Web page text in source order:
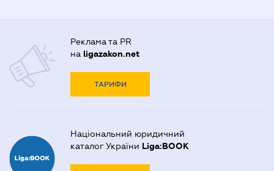
Реклама та PR
на ligazakon.net
ТАРИФИ
Національний юридичний
каталог України Liga:BOOK